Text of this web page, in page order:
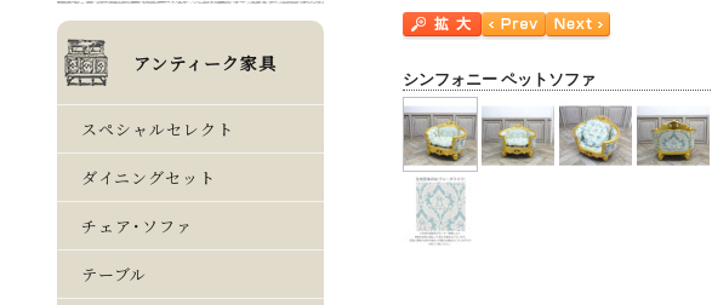
シンフォニー ペットソファ